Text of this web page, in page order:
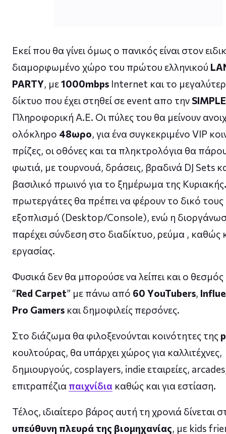
Εκεί που θα γίνει όμως ο πανικός είναι στον
διαμορφωμένο χώρο του πρώτου ελληνικού
PARTY, με1000mbps Internet και το
δίκτυο που έχει στηθεί σε event απο την
Πληροφορική Α.Ε. Οι πύλες του θα μείνουν
ολόκληρο 48ωρο, για ένα συγκεκριμένο VIP
πρίζες, οι οθόνες και τα πληκτρολόγια θα
φωτιά, με τουρνουά, δράσεις, βραδινά DJ Sets
βασιλικό πρωινό για το ξημέρωμα της Κυριακής
πρωτεργάτες θα πρέπει να φέρουν το δικό τους
εξοπλισμό (Desktop/Console), ενώ η
παρέχει σύνδεση στο διαδίκτυο, ρεύμα , καθώς
εργασίας.
Φυσικά δεν θα μπορούσε να λείπει και ο θεσμός
“Red Carpet” με πάνω από 60 ΥouTubers,
Pro Gamers και δημοφιλείς περσόνες.
Στο διάζωμα θα φιλοξενούνται κοινότητες της
κουλτούρας, θα υπάρχει χώρος για καλλιτέχνες,
δημιουργούς, cosplayers, indie εταιρείες,
επιτραπέζια παιχνίδια καθώς και για εστίαση.
Τέλος, ιδιαίτερο βάρος αυτή τη χρονιά δίνεται
υπεύθυνη πλευρά της βιομηχανίας, με kids